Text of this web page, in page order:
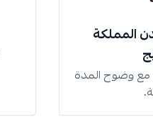
المملكة
وضوح المدة